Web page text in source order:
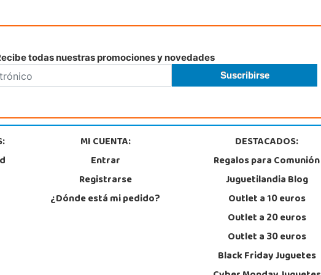
Localizar Tienda
todas nuestras promociones y novedades
MI CUENTA:
Entrar
Registrarse
¿Dónde está mi pedido?
DESTACADOS:
Regalos para Comunión
Juguetilandia Blog
Outlet a 10 euros
Outlet a 20 euros
Outlet a 30 euros
Black Friday Juguetes